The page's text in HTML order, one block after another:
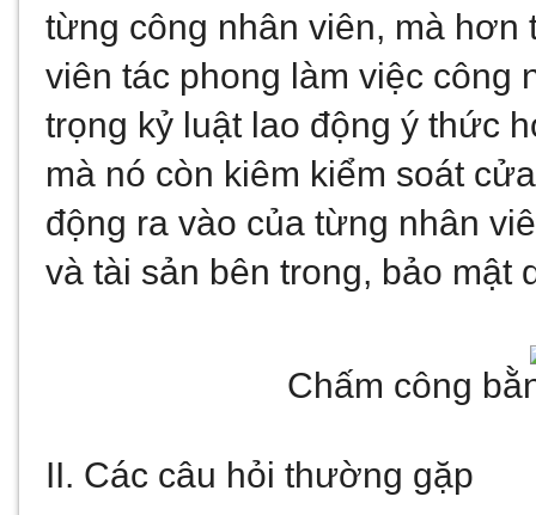
từng công nhân viên, mà hơn
viên tác phong làm việc công
trọng kỷ luật lao động ý thức
mà nó còn kiêm kiểm soát
động ra vào của từng nhân
và tài sản bên trong, bảo mật
Chấm công
II. Các câu hỏi thường gặp